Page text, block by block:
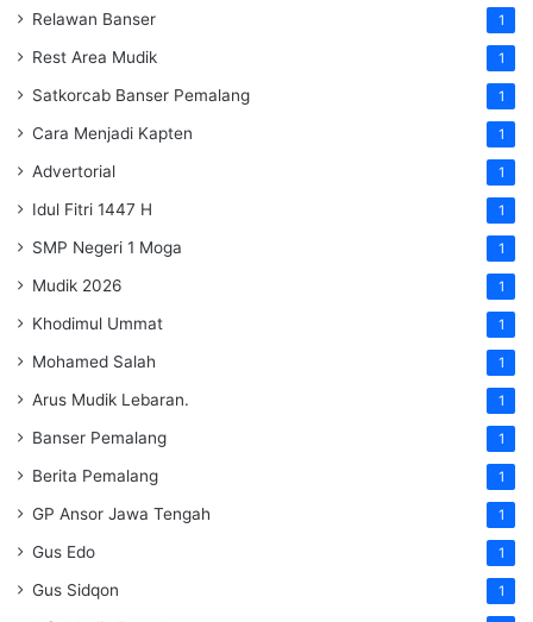
Relawan Banser 1
Rest Area Mudik 1
Satkorcab Banser Pemalang 1
Cara Menjadi Kapten 1
Advertorial 1
Idul Fitri 1447 H 1
SMP Negeri 1 Moga 1
Mudik 2026 1
Khodimul Ummat 1
Mohamed Salah 1
Arus Mudik Lebaran. 1
Banser Pemalang 1
Berita Pemalang 1
GP Ansor Jawa Tengah 1
Gus Edo 1
Gus Sidqon 1